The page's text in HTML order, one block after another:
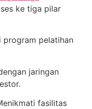
ke tiga pilar
program pelatihan
jaringan
fasilitas